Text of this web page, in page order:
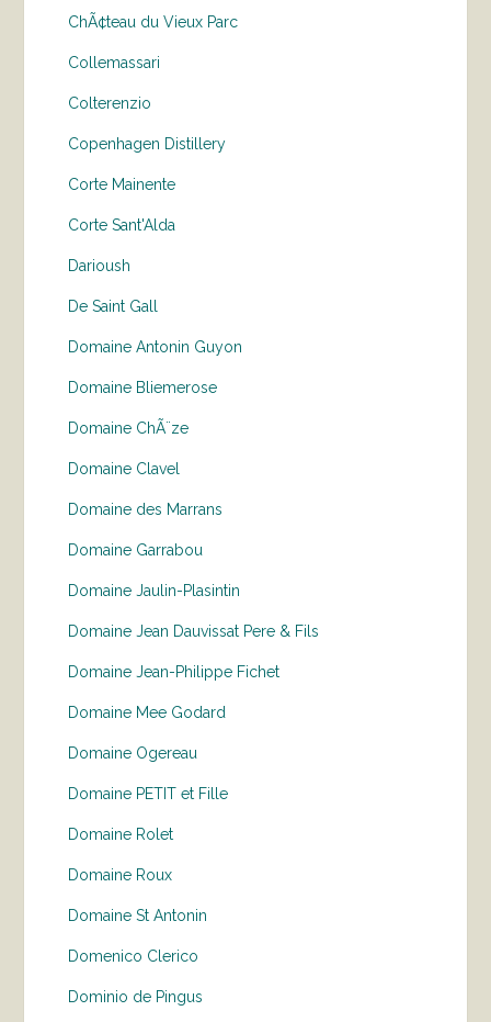
ChÃ¢teau du Vieux Parc
Collemassari
Colterenzio
Copenhagen Distillery
Corte Mainente
Corte Sant'Alda
Darioush
De Saint Gall
Domaine Antonin Guyon
Domaine Bliemerose
Domaine ChÃ¨ze
Domaine Clavel
Domaine des Marrans
Domaine Garrabou
Domaine Jaulin-Plasintin
Domaine Jean Dauvissat Pere & Fils
Domaine Jean-Philippe Fichet
Domaine Mee Godard
Domaine Ogereau
Domaine PETIT et Fille
Domaine Rolet
Domaine Roux
Domaine St Antonin
Domenico Clerico
Dominio de Pingus